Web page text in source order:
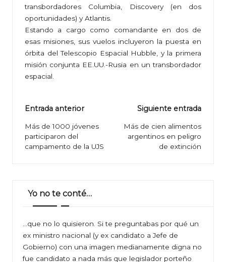
transbordadores Columbia, Discovery (en dos
oportunidades) y Atlantis.
Estando a cargo como comandante en dos de
esas misiones, sus vuelos incluyeron la puesta en
órbita del Telescopio Espacial Hubble, y la primera
misión conjunta EE.UU.-Rusia en un transbordador
espacial.
Navegación
de
entradas
Entrada anterior
Más de 1000 jóvenes
participaron del
campamento de la UJS
Siguiente entrada
Más de cien alimentos
argentinos en peligro
de extinción
Yo no te conté…
…que no lo quisieron. Si te preguntabas por qué un
ex ministro nacional (y ex candidato a Jefe de
Gobierno) con una imagen medianamente digna no
fue candidato a nada más que legislador porteño